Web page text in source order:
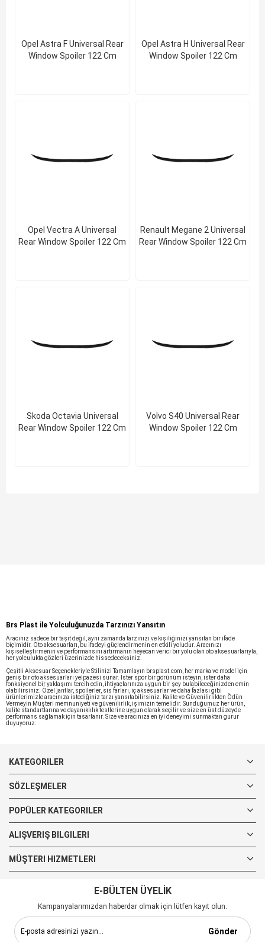
Opel Astra F Universal Rear
Window Spoiler 122 Cm
Opel Astra H Universal Rear
Window Spoiler 122 Cm
Opel Vectra A Universal
Rear Window Spoiler 122 Cm
Renault Megane 2 Universal
Rear Window Spoiler 122 Cm
Skoda Octavia Universal
Rear Window Spoiler 122 Cm
Volvo S40 Universal Rear
Window Spoiler 122 Cm
Brs Plast ile Yolculuğunuzda Tarzınızı Yansıtın
Aracınız sadece bir taşıt değil, aynı zamanda tarzınızı ve kişiliğinizi yansıtan bir ifade
biçimidir. Oto aksesuarları, bu ifadeyi güçlendirmenin en etkili yoludur. Aracınızı
kişiselleştirmenin ve performansını artırmanın heyecan verici bir yolu olan oto aksesuarlarıyla,
her yolculukta gözleri üzerinizde hissedeceksiniz.
Çeşitli Aksesuar Seçenekleriyle Stilinizi Tamamlayın brsplast.com, her marka ve model için
geniş bir oto aksesuarları yelpazesi sunar. İster spor bir görünüm isteyin, ister daha
fonksiyonel bir yaklaşımı tercih edin, ihtiyaçlarınıza uygun bir şey bulabileceğinizden emin
olabilirsiniz. Özel jantlar, spoilerler, sis farları, iç aksesuarlar ve daha fazlası gibi
ürünlerimizle aracınıza istediğiniz tarzı yansıtabilirsiniz. Kalite ve Güvenilirlikten Ödün
Vermeyin Müşteri memnuniyeti ve güvenilirlik, işimizin temelidir. Sunduğumuz her ürün,
kalite standartlarına ve dayanıklılık testlerine uygun olarak seçilir ve size en üst düzeyde
performans sağlamak için tasarlanır. Size ve aracınıza en iyi deneyimi sunmaktan gurur
duyuyoruz.
KATEGORILER
SÖZLEŞMELER
POPÜLER KATEGORILER
ALIŞVERIŞ BILGILERI
MÜŞTERI HIZMETLERI
E-BÜLTEN ÜYELİK
Kampanyalarımızdan haberdar olmak için lütfen kayıt olun.
Gönder